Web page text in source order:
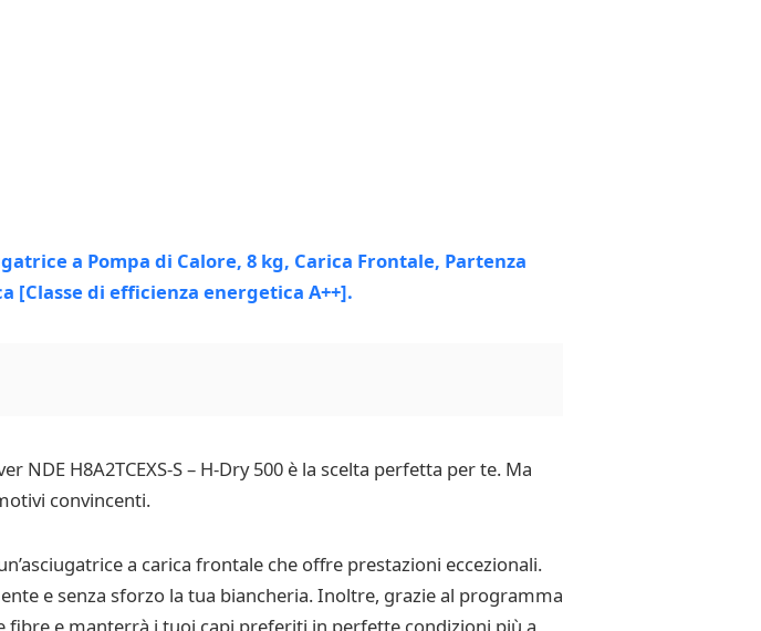
NDE H8A2TCEXS-S – H-Dry 500 è la scelta perfetta per te. Ma
convincenti.
a carica frontale che offre prestazioni eccezionali.
e senza sforzo la tua biancheria. Inoltre, grazie al programma
fibre e manterrà i tuoi capi preferiti in perfette condizioni più a